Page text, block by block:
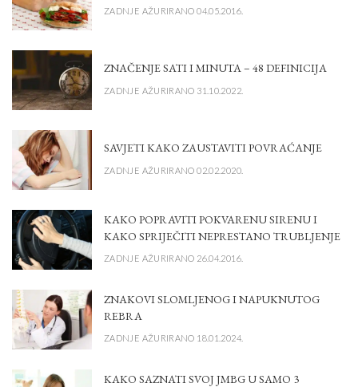
ZADNJE AŽURIRANO 04.05.2016.
ZNAČENJE SATI I MINUTA – 48 DEFINICIJA
ZADNJE AŽURIRANO 31.10.2022.
SAVJETI KAKO ZAUSTAVITI POVRAĆANJE
ZADNJE AŽURIRANO 02.02.2020.
KAKO POPRAVITI POKVARENU SIRENU I
KAKO SPRIJEČITI NEPRESTANO TRUBLJENJE
ZADNJE AŽURIRANO 26.04.2016.
ZNAKOVI SLOMLJENOG I NAPUKNUTOG
REBRA
ZADNJE AŽURIRANO 18.01.2024.
KAKO SAZNATI SVOJ JMBG U SAMO 3